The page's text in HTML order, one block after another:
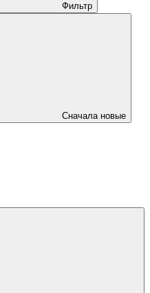
Фильтр
Сначала новые